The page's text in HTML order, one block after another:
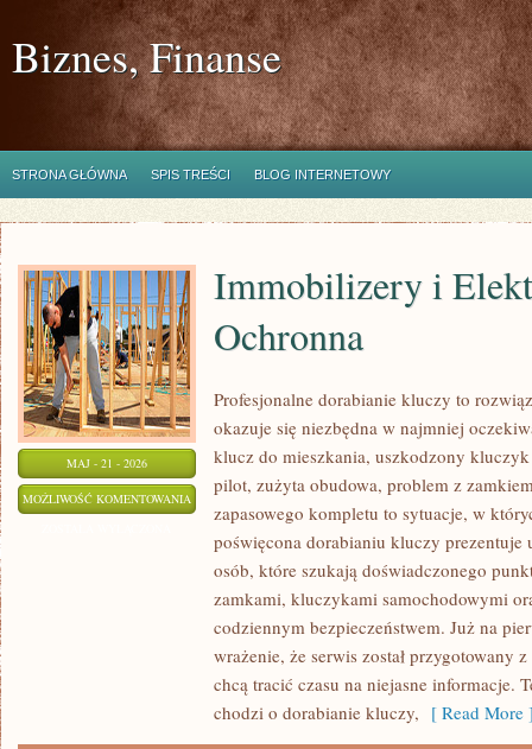
Biznes, Finanse
STRONA GŁÓWNA SPIS TREŚCI BLOG INTERNETOWY
MAJ - 21 - 2026
MOŻLIWOŚĆ KOMENTOWANIA IMMOBILIZERY
ELEKTRONIKA
Immobilizery i
Ochronna
Profesjonalne dorabianie kluczy to
okazuje się niezbędna w najmniej
klucz do mieszkania, uszkodzony
pilot, zużyta obudowa, problem z
zapasowego kompletu to sytuacje, w
poświęcona dorabianiu kluczy prezentuje
osób, które szukają doświadczonego
zamkami, kluczykami samochodowymi
codziennym bezpieczeństwem. Już na
wrażenie, że serwis został przygotowany
chcą tracić czasu na niejasne informacje.
chodzi o dorabianie kluczy, [ Read More